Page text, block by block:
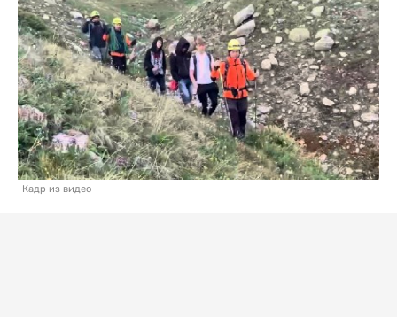
Кадр из видео